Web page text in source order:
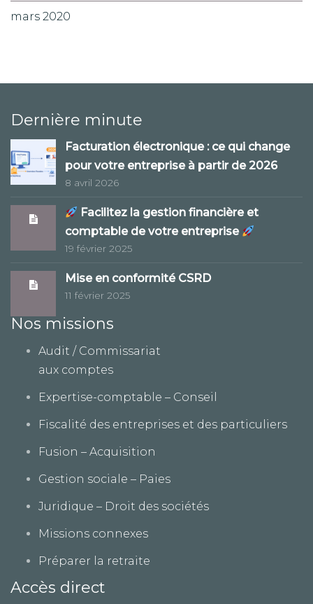
mars 2020
Dernière minute
Facturation électronique : ce qui change
pour votre entreprise à partir de 2026
8 avril 2026
Facilitez la gestion financière et
comptable de votre entreprise
19 février 2025
Mise en conformité CSRD
11 février 2025
Nos missions
Audit / Commissariat
aux comptes
Expertise-comptable – Conseil
Fiscalité des entreprises et des particuliers
Fusion – Acquisition
Gestion sociale – Paies
Juridique – Droit des sociétés
Missions connexes
Préparer la retraite
Accès direct